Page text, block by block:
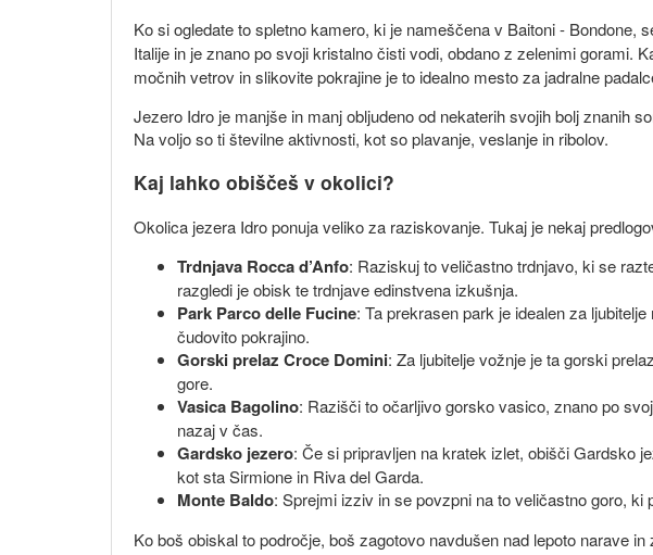
Ko si ogledate to spletno kamero, ki je nameščena v Baitoni - Bondone,
Italije in je znano po svoji kristalno čisti vodi, obdano z zelenimi gorami.
močnih vetrov in slikovite pokrajine je to idealno mesto za jadralne
Jezero Idro je manjše in manj obljudeno od nekaterih svojih bolj znanih
Na voljo so ti številne aktivnosti, kot so plavanje, veslanje in ribolov.
Kaj lahko obiščeš v okolici?
Okolica jezera Idro ponuja veliko za raziskovanje. Tukaj je nekaj
Trdnjava Rocca d’Anfo: Raziskuj to veličastno trdnjavo, ki se
razgledi je obisk te trdnjave edinstvena izkušnja.
Park Parco delle Fucine: Ta prekrasen park je idealen za
čudovito pokrajino.
Gorski prelaz Croce Domini: Za ljubitelje vožnje je ta gorski
gore.
Vasica Bagolino: Razišči to očarljivo gorsko vasico, znano po
nazaj v čas.
Gardsko jezero: Če si pripravljen na kratek izlet, obišči Gardsko
kot sta Sirmione in Riva del Garda.
Monte Baldo: Sprejmi izziv in se povzpni na to veličastno goro,
Ko boš obiskal to področje, boš zagotovo navdušen nad lepoto narave